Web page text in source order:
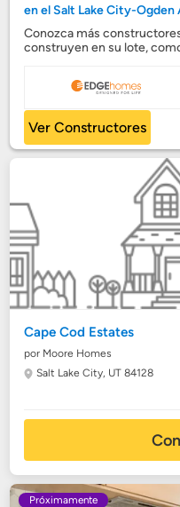
en el Salt Lake City-Ogden
Conozca más
construyen en su lote,
Ver Constructores
Cape Cod Estates
por Moore Homes
Salt Lake City, UT 84128
Próximamente